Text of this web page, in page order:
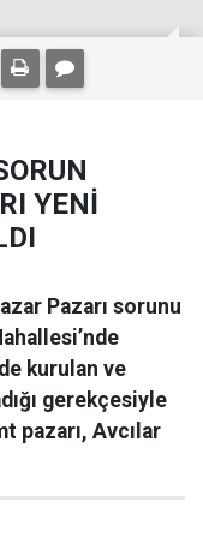
YENİ
Pazarı sorunu
kurulan ve
gerekçesiyle
pazarı, Avcılar